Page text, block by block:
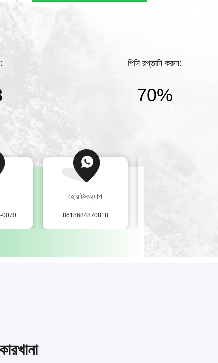
পিসি রপ্তানি করুন:
70%
0070
হোয়াটসঅ্যাপ
8618684870818